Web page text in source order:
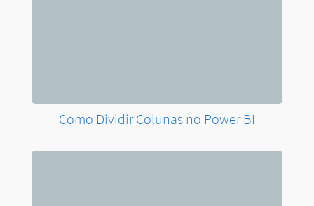
Como Dividir Colunas no Power BI